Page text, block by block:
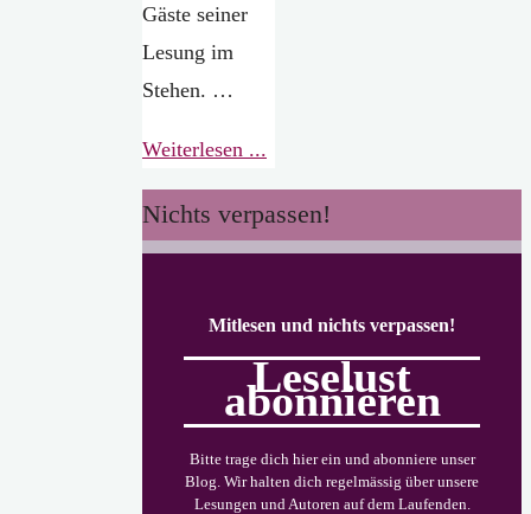
Gäste seiner
Lesung im
Stehen. …
Weiterlesen ...
statt
Schicksalsschlag"
Nichts verpassen!
Mitlesen und nichts verpassen!
Leselust
abonnieren
Bitte trage dich hier ein und abonniere unser
Blog. Wir halten dich regelmässig über unsere
Lesungen und Autoren auf dem Laufenden.